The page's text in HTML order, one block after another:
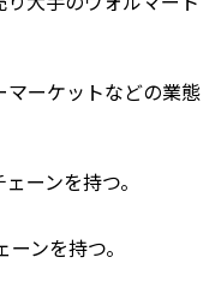
ーケットなどの業態
ーンを持つ。
ンを持つ。